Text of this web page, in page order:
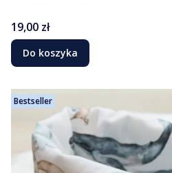
Cena
19,00 zł
Do koszyka
Bestseller